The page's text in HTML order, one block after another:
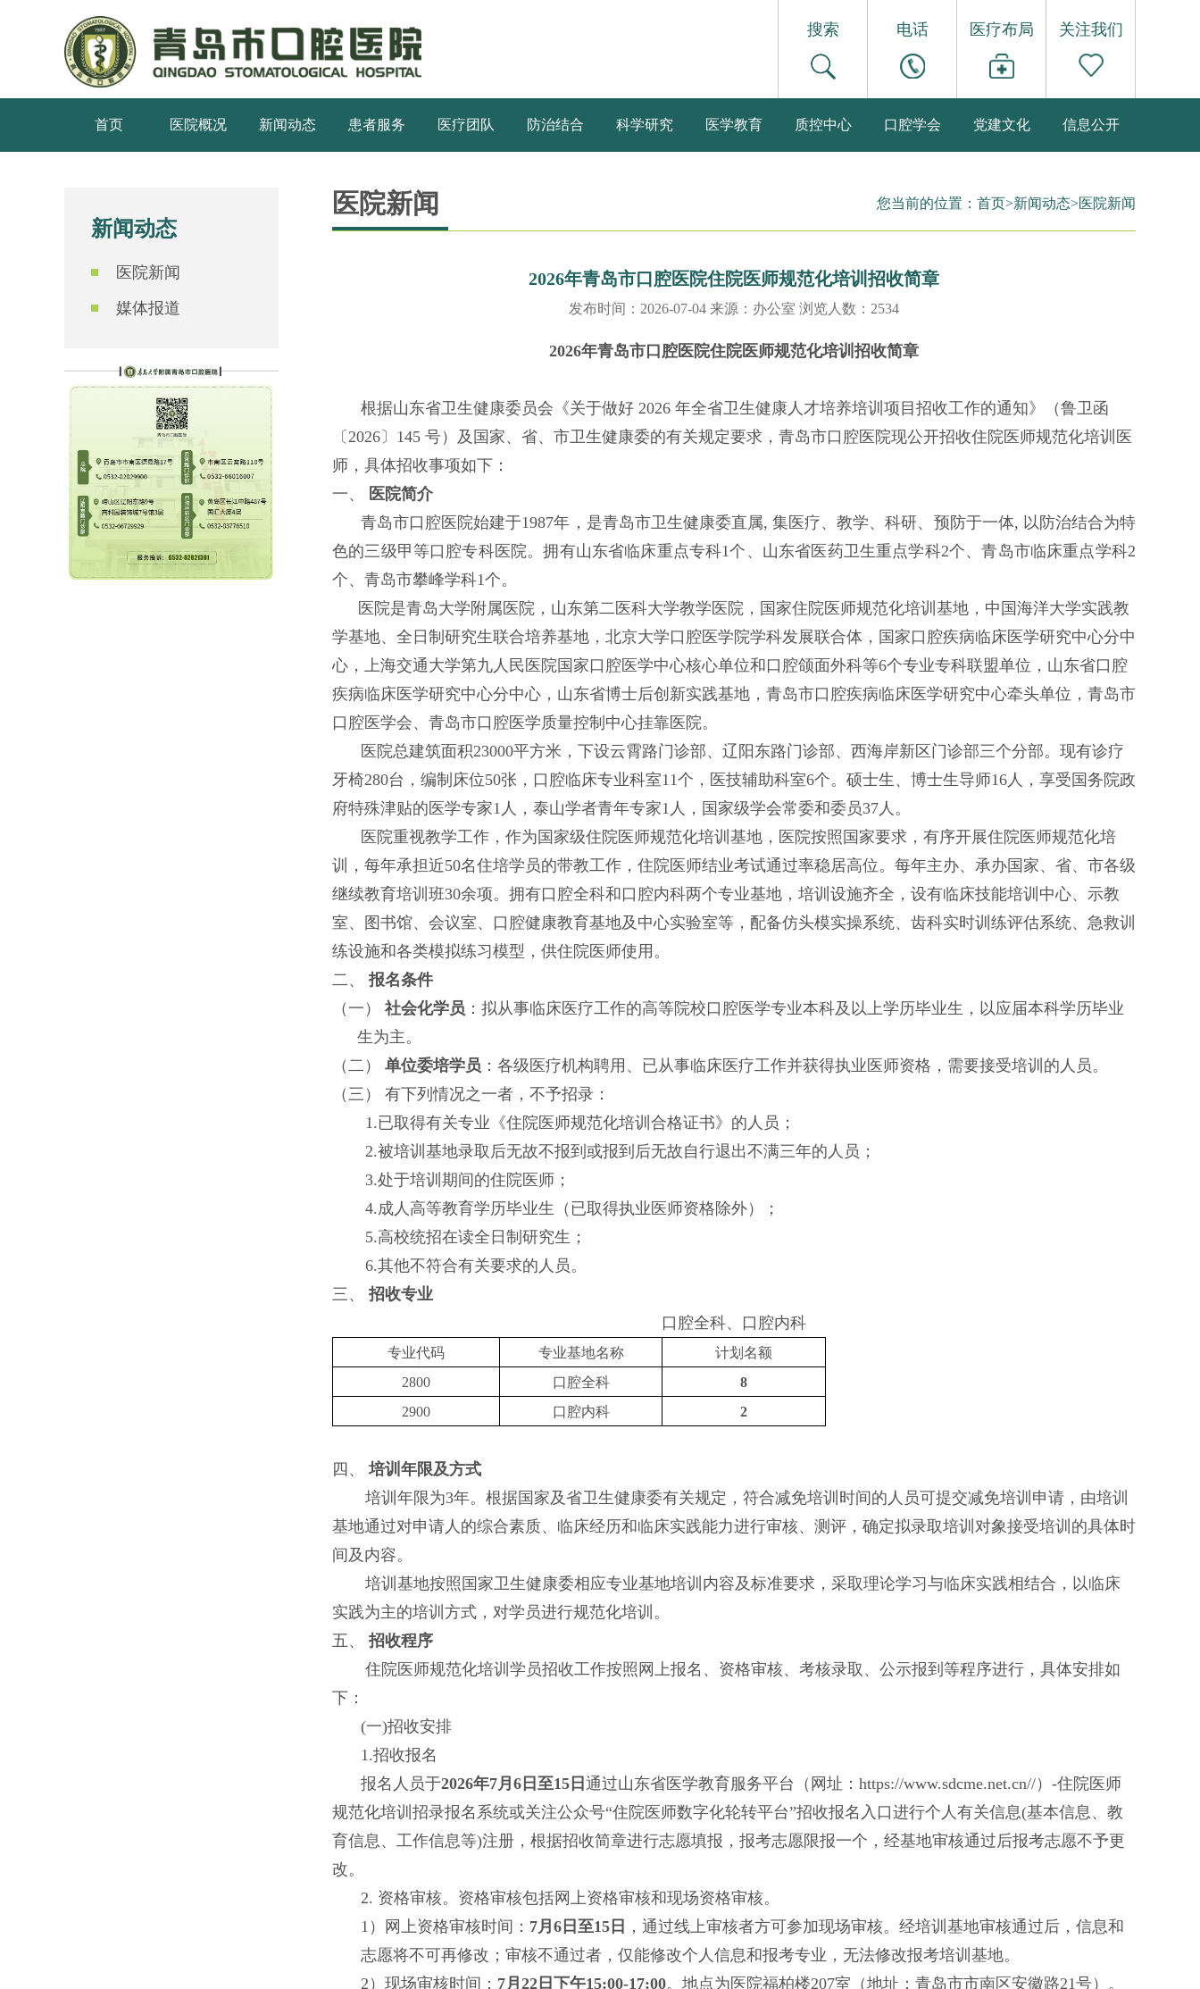
搜索 电话 医疗布局 关注我们
首页 医院概况 新闻动态 患者服务 医疗团队 防治结合 科学研究 医学教育 质控中心 口腔学会 党建文化 信息公开
新闻动态
医院新闻
媒体报道
医院新闻 您当前的位置： 首页>新闻动态>医院新闻
2026年青岛市口腔医院住院医师规范化培训招收简章
发布时间：2026-07-04 来源：办公室 浏览人数：2534
2026年青岛市口腔医院住院医师规范化培训招收简章
根据山东省卫生健康委员会《关于做好 2026 年全省卫生健康人才培养培训项目招收工作的通知》（鲁卫函
〔 2026〕145 号）及国家、省、市卫生健康委的有关规定要求，青岛市口腔医院现公开招收住院医师规范化培训医
师，具体招收事项如下：
一、
医院简介
青岛市口腔医院始建于1987年，是青岛市卫生健康委直属, 集医疗、教学、科研、预防于一体, 以防治结合为特
色的三级甲等口腔专科医院。拥有山东省临床重点专科1个、山东省医药卫生重点学科2个、青岛市临床重点学科2
个、青岛市攀峰学科1个。
医院是青岛大学附属医院，山东第二医科大学教学医院，国家住院医师规范化培训基地，中国海洋大学实践教
学基地、全日制研究生联合培养基地，北京大学口腔医学院学科发展联合体，国家口腔疾病临床医学研究中心分中
心，上海交通大学第九人民医院国家口腔医学中心核心单位和口腔颌面外科等6个专业专科联盟单位，山东省口腔
疾病临床医学研究中心分中心， 山东省博士后创新实践基地，青岛市口腔疾病临床医学研究中心牵头单位，青岛市
口腔医学会、青岛市口腔医学质量控制中心挂靠医院。
医院总建筑面积23000平方米，下设云霄路门诊部、辽阳东路门诊部、西海岸新区门诊部三个分部。现有诊疗
牙椅280台，编制床位50张，口腔临床专业科室11个，医技辅助科室6个。硕士生、博士生导师16人，享受国务院政
府特殊津贴的医学专家1人，泰山学者青年专家1人，国家级学会常委和委员37人。
医院重视教学工作，作为国家级住院医师规范化培训基地，医院按照国家要求，有序开展住院医师规范化培
训，每年承担近50名住培学员的带教工作，住院医师结业考试通过率稳居高位。每年主办、承办国家、省、市各级
继续教育培训班30余项。拥有口腔全科和口腔内科两个专业基地，培训设施齐全，设有临床技能培训中心、示教
室、图书馆、会议室、口腔健康教育基地及中心实验室等，配备仿头模实操系统、齿科实时训练评估系统、急救训
练设施和各类模拟练习模型，供住院医师使用。
二、 报名条件
（一） 社会化学员 ：拟从事临床医疗工作的高等院校口腔医学专业本科及以上学历毕业生，以应届本科学历毕业
生为主。
（二） 单位委培学员 ：各级医疗机构聘用、已从事临床医疗工作并获得执业医师资格，需要接受培训的人员。
（三） 有下列情况之一者，不予招录：
1.已取得有关专业《住院医师规范化培训合格证书》的人员；
2.被培训基地录取后无故不报到或报到后无故自行退出不满三年的人员；
3.处于培训期间的住院医师；
4.成人高等教育学历毕业生（已取得执业医师资格除外）；
5.高校统招在读全日制研究生；
6.其他不符合有关要求的人员。
三、 招收专业
口腔全科、口腔内科
专业代码 专业基地名称
计划名额
2800 口腔全科
8
2900 口腔内科 2
四、培训年限及方式
培训年限为3年。根据国家及省卫生健康委有关规定，符合减免培训时间的人员可提交减免培训申请，由培训
基地通过对申请人的综合素质、临床经历和临床实践能力进行审核、测评，确定拟录取培训对象接受培训的具体时
间及内容。
培训基地按照国家卫生健康委相应专业基地培训内容及标准要求，采取理论学习与临床实践相结合，以临床
实践为主的培训方式，对学员进行规范化培训。
五、 招收程序
住院医师规范化培训学员招收工作按照网上报名、资格审核、考核录取、公示报到等程序进行，具体安排如
下：
(一)招收安排
1.招收报名
报名人员于2026年7月 6 日至15 日 通过山东省医学教育服务平台（网址： https://www.sdcme.net.cn//）-住院医师
规范化培训招录报名系统或关注公众号“住院医师数字化轮转平台”招收报名入口进行个人有关信息(基本信息、教
育信息、工作信息等)注册，根据招收简章进行志愿填报，报考志愿限报一个，经基地审核通过后报考志愿不予更
改。
2. 资格审核。资格审核包括网上资格审核和现场资格审核。
1）网上资格审核时间： 7月 6 日至15 日 ，通过线上审核者方可参加现场审核。经培训基地审核通过后，信息和
志愿将不可再修改；审核不通过者，仅能修改个人信息和报考专业，无法修改报考培训基地。
2）现场审核时间： 7月22日下午15:00-17:00。 地点为医院福柏楼207室（地址：青岛市市南区安徽路21号）。